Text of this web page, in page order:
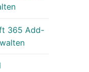
365 Add-